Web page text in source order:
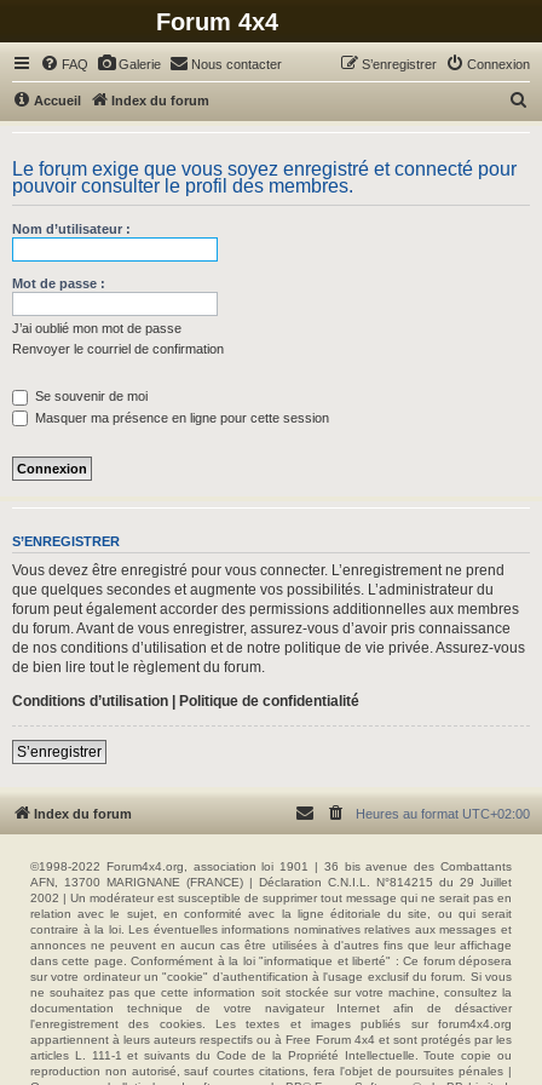
Forum 4x4
FAQ Galerie Nous contacter Connexion
S’enregistrer
Accueil Index du forum
Le forum exige que vous soyez enregistré et connecté pour
pouvoir consulter le profil des membres.
Nom d’utilisateur :
Mot de passe :
J’ai oublié mon mot de passe
Renvoyer le courriel de confirmation
Se souvenir de moi
Masquer ma présence en ligne pour cette session
S’ENREGISTRER
Vous devez être enregistré pour vous connecter. L’enregistrement ne prend
que quelques secondes et augmente vos possibilités. L’administrateur du
forum peut également accorder des permissions additionnelles aux membres
du forum. Avant de vous enregistrer, assurez-vous d’avoir pris connaissance
de nos conditions d’utilisation et de notre politique de vie privée. Assurez-vous
de bien lire tout le règlement du forum.
Conditions d’utilisation | Politique de confidentialité
S’enregistrer
Index du forum Heures au format UTC+02:00
©1998-2022 Forum4x4.org, association loi 1901 | 36 bis avenue des Combattants
AFN, 13700 MARIGNANE (FRANCE) | Déclaration C.N.I.L. N°814215 du 29 Juillet
2002 | Un modérateur est susceptible de supprimer tout message qui ne serait pas en
relation avec le sujet, en conformité avec la ligne éditoriale du site, ou qui serait
contraire à la loi. Les éventuelles informations nominatives relatives aux messages et
annonces ne peuvent en aucun cas être utilisées à d'autres fins que leur affichage
dans cette page. Conformément à la loi "informatique et liberté" : Ce forum déposera
sur votre ordinateur un "cookie" d’authentification à l'usage exclusif du forum. Si vous
ne souhaitez pas que cette information soit stockée sur votre machine, consultez la
documentation technique de votre navigateur Internet afin de désactiver
l'enregistrement des cookies. Les textes et images publiés sur forum4x4.org
appartiennent à leurs auteurs respectifs ou à Free Forum 4x4 et sont protégés par les
articles L. 111-1 et suivants du Code de la Propriété Intellectuelle. Toute copie ou
reproduction non autorisé, sauf courtes citations, fera l'objet de poursuites pénales |